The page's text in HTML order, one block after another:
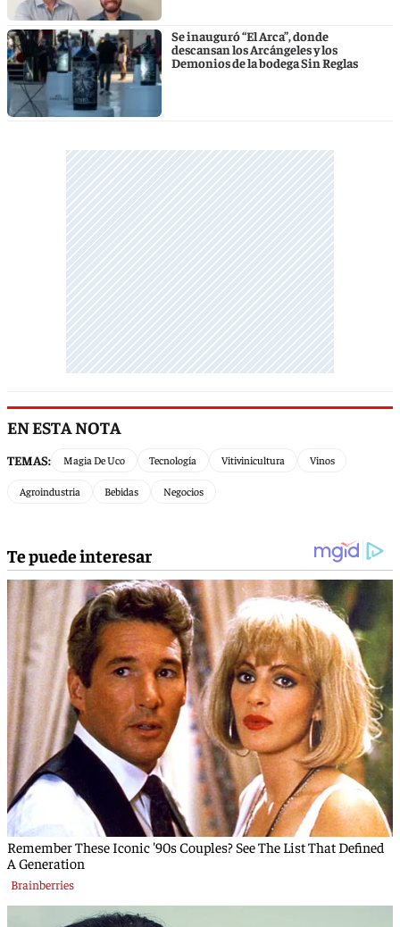
Se inauguró “El Arca”, donde
descansan los Arcángeles y los
Demonios de la bodega Sin Reglas
EN ESTA NOTA
TEMAS: Magia De Uco Tecnología Vitivinicultura Vinos
Agroindustria Bebidas Negocios